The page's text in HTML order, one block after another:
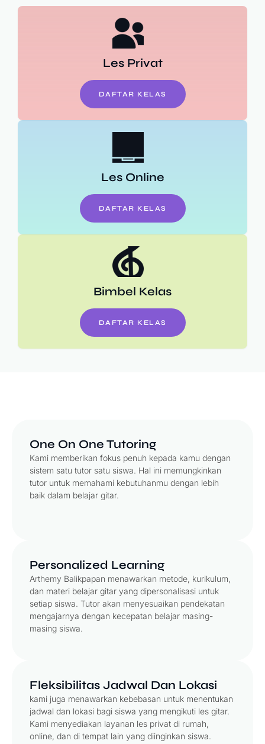
Les Privat
DAFTAR KELAS
Les Online
DAFTAR KELAS
Bimbel Kelas
DAFTAR KELAS
One On One Tutoring
Kami memberikan fokus penuh kepada kamu dengan
sistem satu tutor satu siswa. Hal ini memungkinkan
tutor untuk memahami kebutuhanmu dengan lebih
baik dalam belajar gitar.
Personalized Learning
Arthemy Balikpapan menawarkan metode, kurikulum,
dan materi belajar gitar yang dipersonalisasi untuk
setiap siswa. Tutor akan menyesuaikan pendekatan
mengajarnya dengan kecepatan belajar masing-
masing siswa.
Fleksibilitas Jadwal Dan Lokasi
kami juga menawarkan kebebasan untuk menentukan
jadwal dan lokasi bagi siswa yang mengikuti les gitar.
Kami menyediakan layanan les privat di rumah,
online, dan di tempat lain yang diinginkan siswa.